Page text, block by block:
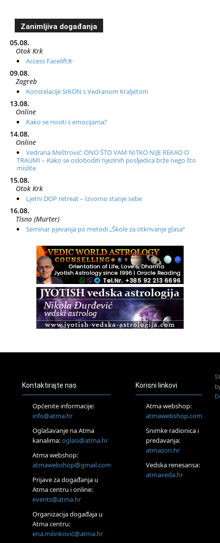
Zanimljiva događanja
05.08.
Otok Krk
Access Facelift®
09.08.
Zagreb
Konstelacije SIKON s Vedranom Kraljetom
13.08.
Online
Kako se nositi s emocijama?
14.08.
Online
Vedrana Meštrović: ONO ŠTO VAM NITKO NIJE REKAO O
TRAUMI – Kako se osloboditi njezinih posljedica brže nego što
mislite
15.08.
Otok Krk
Ljetni DOP retreat – Izvorno stanje sebe
16.08.
Tisno (Murter)
Seminar pjevanja po metodi „Škole za otkrivanje glasa“
Radionica: Pomagači iz drugih dimenzija Online – otvoreno za
Zagreb+Online
Osnovni ThetaHealing® tečaj, Zagreb i Online
Access BARS®, otpusti stres
Pjesma srca / Zagreb
Tečaj Višeg Vodstva, razvijanja intuicije i Akaša zapisa
Online
Postanite Nositelj Vibracije Nove Zemlje
Visoko
Alemka Dauskardt – Jednodnevna radionica sistemskih
konstelacija
Zagreb
HOD PO ŽERAVICI – Seminar koji mijenja tijelo, duh i um
SoulFest – Festival glazbe, mudrosti i zajedništva
Zagreb
Kontaktirajte nas
Općenite informacije:
info@atma.hr
Oglašavanje na Atma
kanalima:oglasi@atma.hr
Atma webshop:
atmawebshop@gmail.com
Prijave za događanja u
Atma centru i online:
events@atma.hr
Organizacija događaja u
Atma centru:
ena.milinković@atma.hr
Korisni linkovi
Atma webshop:
atmawebshop.com
Snimke radionica i
predavanja:
atmazon.hr
Vedska renesansa:
atmaveda.hr